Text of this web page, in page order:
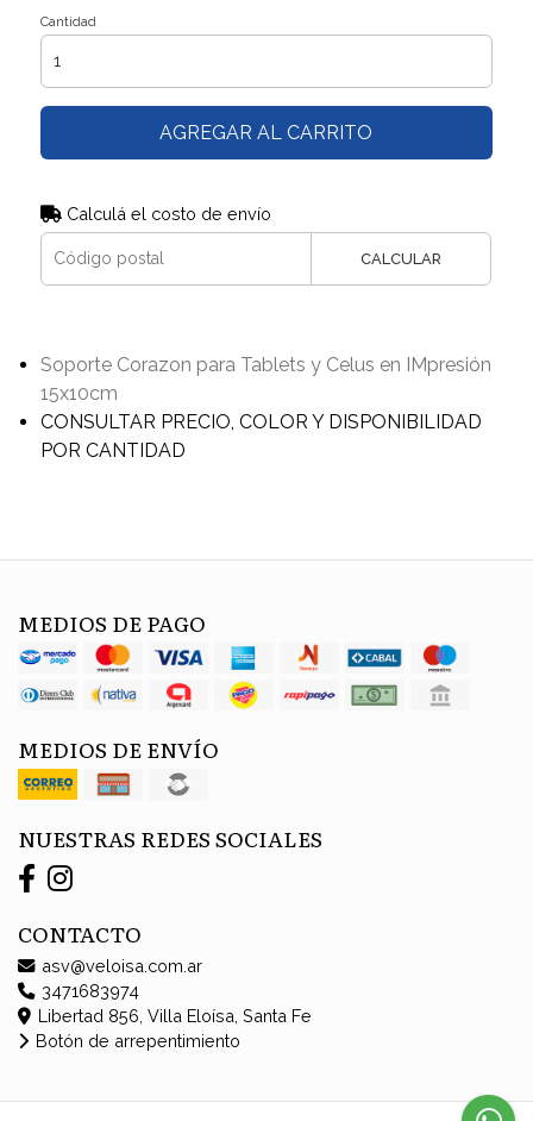
Cantidad
AGREGAR AL CARRITO
Calculá el costo de envío
CALCULAR
Soporte Corazon para Tablets y Celus en IMpresión
15x10cm
CONSULTAR PRECIO, COLOR Y DISPONIBILIDAD
POR CANTIDAD
MEDIOS DE PAGO
MEDIOS DE ENVÍO
NUESTRAS REDES SOCIALES
CONTACTO
asv@veloisa.com.ar
3471683974
Libertad 856, Villa Eloísa, Santa Fe
Botón de arrepentimiento